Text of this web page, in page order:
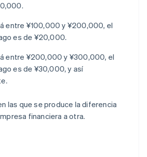
entre ¥100,000 y ¥200,000, el
es de ¥20,000.
entre ¥200,000 y ¥300,000, el
es de ¥30,000, y así
las que se produce la diferencia
financiera a otra.